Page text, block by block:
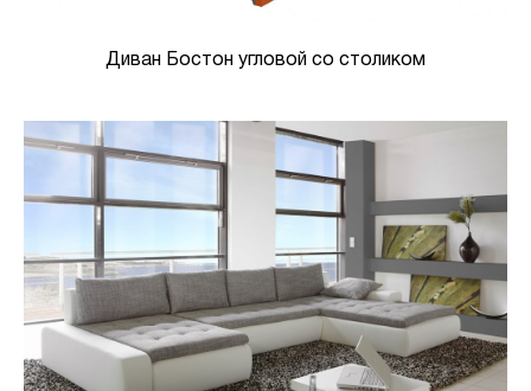
Диван Бостон угловой со столиком